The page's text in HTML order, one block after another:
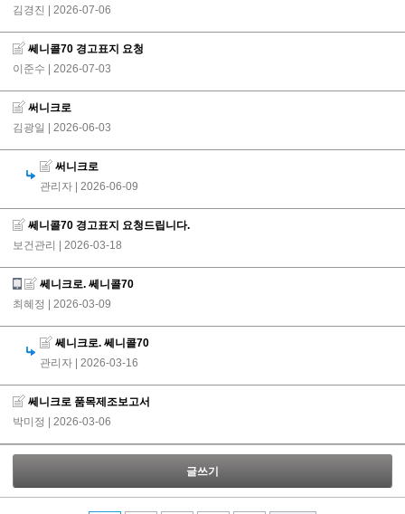
김경진
| 2026-07-06
쎄니콜70 경고표지 요청
이준수
| 2026-07-03
써니크로
김광일
| 2026-06-03
써니크로
관리자
| 2026-06-09
쎄니콜70 경고표지 요청드립니다.
보건관리
| 2026-03-18
쎄니크로. 쎄니콜70
최혜정
| 2026-03-09
쎄니크로. 쎄니콜70
관리자
| 2026-03-16
쎄니크로 품목제조보고서
박미정
| 2026-03-06
글쓰기